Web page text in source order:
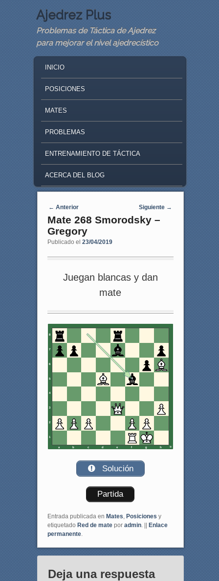
Ajedrez Plus
Problemas de Táctica de Ajedrez
para mejorar el nivel ajedrecístico
SKIP TO PRIMARY CONTENT
SKIP TO SECONDARY CONTENT
INICIO
POSICIONES
MATES
PROBLEMAS
ENTRENAMIENTO DE TÁCTICA
ACERCA DEL BLOG
Navegaci�n de entradas
← Anterior Siguiente →
Mate 268 Smorodsky –
Gregory
Publicado el 23/04/2019
Juegan blancas y dan
mate
8
7
6
5
4
3
2
1
a b c d e f g h
Solución
Partida
Entrada publicada en Mates, Posiciones y
etiquetado Red de matepor admin. ||
Enlace
permanente.
Deja una respuesta